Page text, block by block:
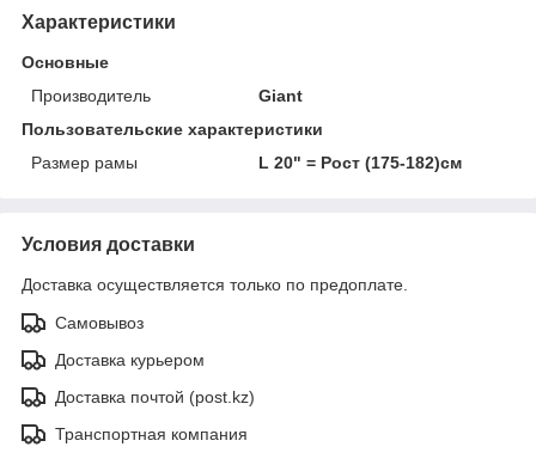
Характеристики
Основные
Производитель
Giant
Пользовательские характеристики
Размер рамы
L 20" = Рост (175-182)см
Условия доставки
Доставка осуществляется только по предоплате.
Самовывоз
Доставка курьером
Доставка почтой (post.kz)
Транспортная компания